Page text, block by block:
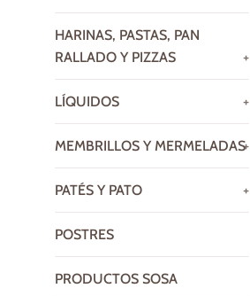
HARINAS, PASTAS, PAN
RALLADO Y PIZZAS
+
LÍQUIDOS +
MEMBRILLOS Y MERMELADAS+
PATÉS Y PATO +
POSTRES
PRODUCTOS SOSA